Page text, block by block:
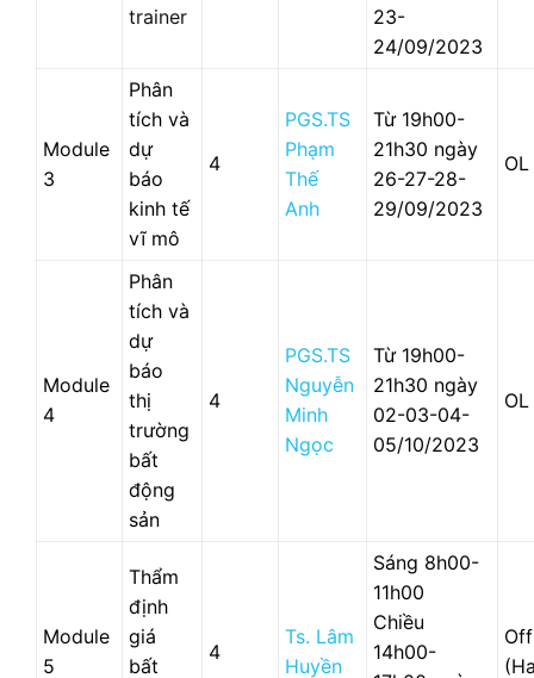
trainer
23-
24/09/2023
Module
3
Phân
tích và
dự
báo
kinh tế
vĩ mô
4
PGS.TS
Phạm
Thế
Anh
Từ 19h00-
21h30 ngày
26-27-28-
29/09/2023
OL
Module
4
Phân
tích và
dự
báo
thị
trường
bất
động
sản
4
PGS.TS
Nguyễn
Minh
Ngọc
Từ 19h00-
21h30 ngày
02-03-04-
05/10/2023
OL
Module
5
Thẩm
định
giá
bất
4
Ts. Lâm
Huyền
Sáng 8h00-
11h00
Chiều
14h00-